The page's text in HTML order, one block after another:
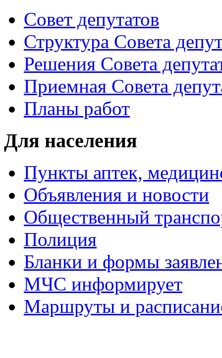
Совет депутатов
Структура Совета
Решения Совета
Приемная Совета
Планы работ
Для населения
Пункты аптек,
Объявления и новости
Общественный
Полиция
Бланки и формы
МЧС информирует
Маршруты и